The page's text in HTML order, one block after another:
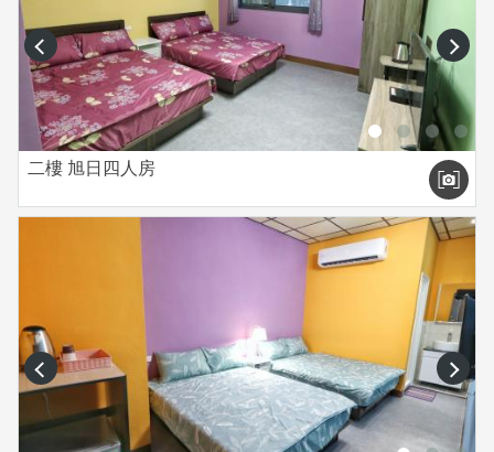
prev next
二樓 旭日四人房
prev next